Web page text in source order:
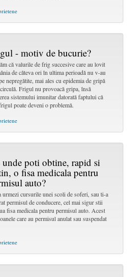
- motiv de bucurie?
că valurile de frig succesive care au lovit
de câteva ori în ultima perioadă nu v-au
nepregătite, mai ales cu epidemia de gripă
Frigul nu provoacă gripa, însă
sistemului imunitar datorată faptului că
poate deveni o problemă.
unde poti obtine, rapid si
o fisa medicala pentru
auto?
urmezi cursurile unei scoli de soferi, sau ti-a
permisul de conducere, cel mai sigur stii
fisa medicala pentru permisul auto. Acest
care au permisul anulat sau suspendat